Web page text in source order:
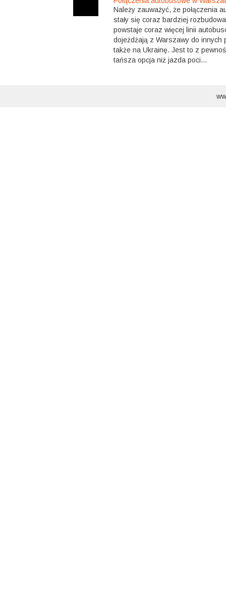
Należy zauważyć, że połączenia
stały się coraz bardziej
powstaje coraz więcej linii
dojeżdżają z Warszawy do innych
także na Ukrainę. Jest to z
tańsza opcja niż jazda poci...